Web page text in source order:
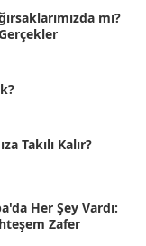
mı?
Takılı Kalır?
Her Şey Vardı:
Zafer